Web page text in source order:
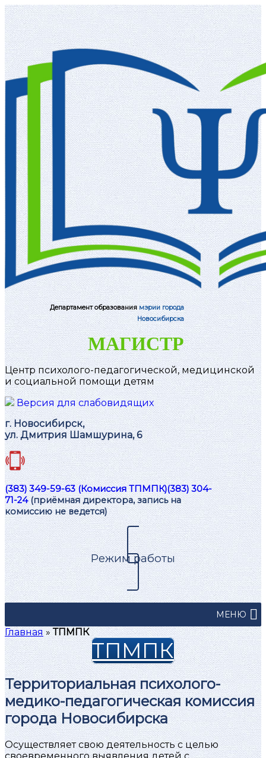
Департамент образованиямэрии города
Новосибирска
МАГИСТР
Центр психолого-педагогической, медицинской
и социальной помощи детям
Версия для слабовидящих
г. Новосибирск,
ул. Дмитрия Шамшурина, 6
(383) 349-59-63 (Комиссия ТПМПК)(383) 304-
71-24(приёмная директора, запись на
комиссию не ведется)
Режим работы
МЕНЮ
Главная »ТПМПК
ТПМПК
Территориальная психолого-
медико-педагогическая комиссия
города Новосибирска
Осуществляет свою деятельность с целью